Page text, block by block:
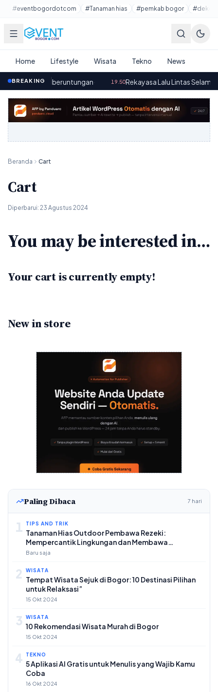
Lewati ke konten utama
#eventbogordotcom #Tanaman hias #pemkab bogor
Home Lifestyle Wisata Tekno News
BREAKINGKeberuntungan· 19.50Rekayasa Lalu Lintas Selama
Beranda Cart
Cart
Diperbarui: 23 Agustus 2024
You may be interested in…
Your cart is currently empty!
New in store
Paling Dibaca 7 hari
1 TIPS AND TRIK
Tanaman Hias Outdoor Pembawa Rezeki:
Mempercantik Lingkungan dan Membawa
Keberuntungan
Baru saja
2 WISATA
Tempat Wisata Sejuk di Bogor: 10 Destinasi Pilihan
untuk Relaksasi”
15 Okt 2024
3 WISATA
10 Rekomendasi Wisata Murah di Bogor
15 Okt 2024
4 TEKNO
5 Aplikasi AI Gratis untuk Menulis yang Wajib Kamu
Coba
16 Okt 2024